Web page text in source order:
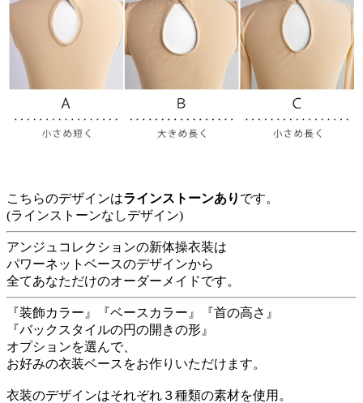
こちらのデザインはラインストーンあり です。
(ラインストーンなしデザイン)
アンジュコレクションの新体操衣装は
パワーネットベースのデザインから
全てあなただけのオーダーメイドです。
『装飾カラー』『ベースカラー』『首の高さ』
『バックスタイルの円の開きの形』
オプションを選んで、
お好みの衣装ベースをお作りいただけます。
衣装のデザインはそれぞれ３種類の素材を使用。